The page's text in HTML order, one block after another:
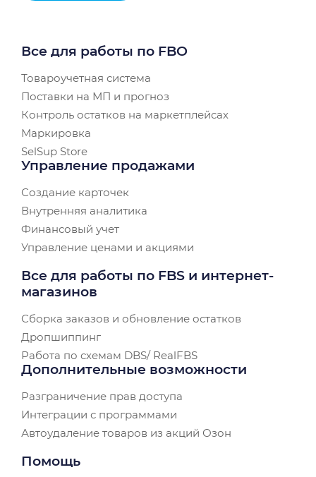
Все для работы по FBO
Товароучетная система
Поставки на МП и прогноз
Контроль остатков на маркетплейсах
Маркировка
SelSup Store
Управление продажами
Создание карточек
Внутренняя аналитика
Финансовый учет
Управление ценами и акциями
Все для работы по FBS и интернет-
магазинов
Сборка заказов и обновление остатков
Дропшиппинг
Работа по схемам DBS/ RealFBS
Дополнительные возможности
Разграничение прав доступа
Интеграции с программами
Автоудаление товаров из акций Озон
Помощь